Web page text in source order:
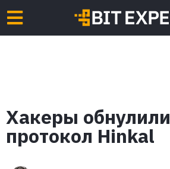
Хакеры обнулили
протокол Hinkal